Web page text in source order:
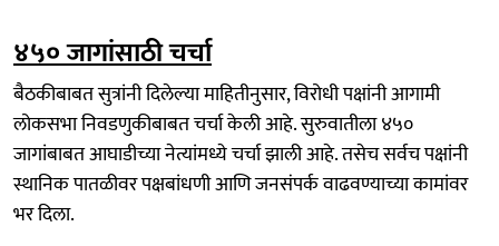
४५० जागांसाठी चर्चा
बैठकीबाबत सुत्रांनी दिलेल्या माहितीनुसार, विरोधी पक्षांनी आगामी
लोकसभा निवडणुकीबाबत चर्चा केली आहे. सुरुवातीला ४५०
जागांबाबत आघाडीच्या नेत्यांमध्ये चर्चा झाली आहे. तसेच सर्वच पक्षांनी
स्थानिक पातळीवर पक्षबांधणी आणि जनसंपर्क वाढवण्याच्या कामांवर
भर दिला.